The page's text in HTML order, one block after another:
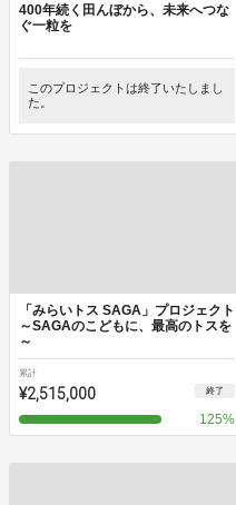
400年続く田んぼから、未来へつな
ぐ一粒を
このプロジェクトは終了いたしまし
た。
「みらいトス SAGA」プロジェクト
～SAGAのこどもに、最高のトスを
～
累計
¥2,515,000 終了
125%